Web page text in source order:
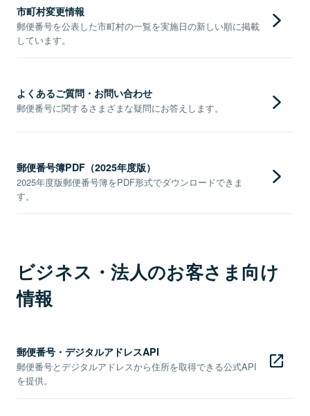
市町村変更情報
郵便番号を公表した市町村の一覧を実施日の新しい順に掲載
しています。
よくあるご質問・お問い合わせ
郵便番号に関するさまざまな疑問にお答えします。
郵便番号簿PDF（2025年度版）
2025年度版郵便番号簿をPDF形式でダウンロードできま
す。
ビジネス・法人のお客さま向け
情報
郵便番号・デジタルアドレスAPI
郵便番号とデジタルアドレスから住所を取得できる公式API
を提供。